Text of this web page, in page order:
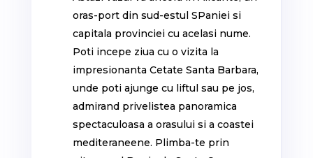
oras-port din sud-estul SPaniei si
capitala provinciei cu acelasi nume.
Poti incepe ziua cu o vizita la
impresionanta Cetate Santa Barbara,
unde poti ajunge cu liftul sau pe jos,
admirand privelistea panoramica
spectaculoasa a orasului si a coastei
mediteraneene. Plimba-te prin